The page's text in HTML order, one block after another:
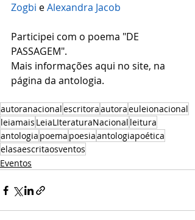
Zogbi e Alexandra Jacob
Participei com o poema "DE
PASSAGEM".
Mais informações aqui no site, na
página da antologia.
autoranacionalescritoraautoraeuleionacional
leiamais LeiaLIteraturaNacional leitura
antologia poema poesiaantologiapoética
elasaescritaosventos
Eventos